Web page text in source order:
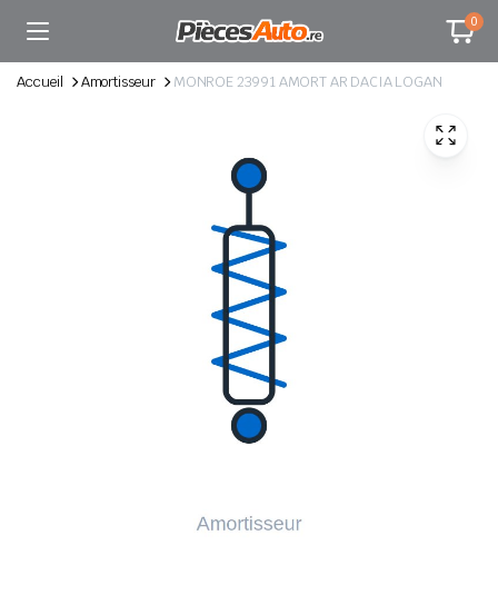
0
Accueil Amortisseur MONROE 23991 AMORT AR DACIA LOGAN